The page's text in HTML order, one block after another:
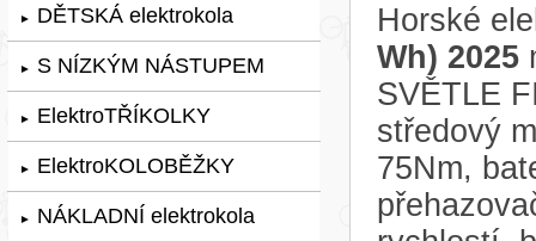
► DĚTSKÁ elektrokola
► S NÍZKÝM NÁSTUPEM
► ElektroTŘÍKOLKY
► ElektroKOLOBĚŽKY
► NÁKLADNÍ elektrokola
Horské
Wh) 2025
SVĚTLE
středový
75Nm,